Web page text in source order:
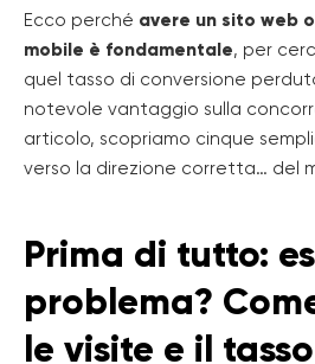
Ecco perché avere un sito web
mobile è fondamentale, per
quel tasso di conversione
notevole vantaggio sulla
articolo, scopriamo cinque
verso la direzione corretta… del
Prima di tutto:
problema?
le visite e il